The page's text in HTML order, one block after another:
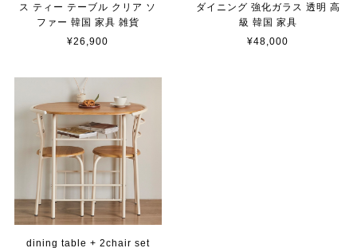
ス ティー テーブル クリア ソ
ファー 韓国 家具 雑貨
¥26,900
ダイニング 強化ガラス 透明 高
級 韓国 家具
¥48,000
dining table + 2chair set